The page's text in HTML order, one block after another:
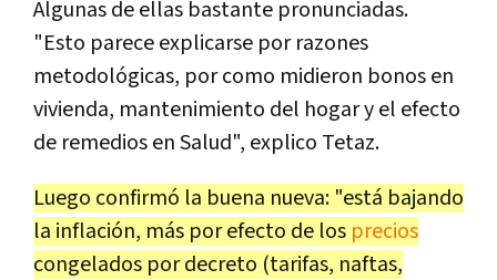
Algunas de ellas bastante pronunciadas.
"Esto parece explicarse por razones
metodológicas, por como midieron bonos en
vivienda, mantenimiento del hogar y el efecto
de remedios en Salud", explico Tetaz.
Luego confirmó la buena nueva: "está bajando
la inflación, más por efecto de los precios
congelados por decreto (tarifas, naftas,